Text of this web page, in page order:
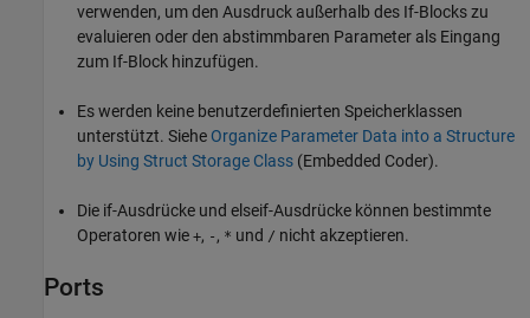
verwenden, um den Ausdruck außerhalb des If-Blocks zu
evaluieren oder den abstimmbaren Parameter als Eingang
zum If-Block hinzufügen.
Es werden keine benutzerdefinierten Speicherklassen
unterstützt. Siehe Organize Parameter Data into a Structure
by Using Struct Storage Class (Embedded Coder).
Die if-Ausdrücke und elseif-Ausdrücke können bestimmte
Operatoren wie +, - , * und / nicht akzeptieren.
Ports